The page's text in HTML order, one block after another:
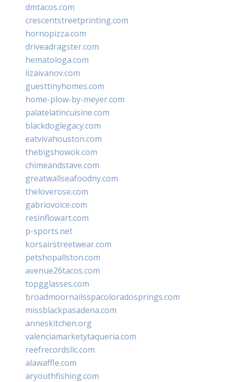
dmtacos.com
crescentstreetprinting.com
hornopizza.com
driveadragster.com
hematologa.com
lizaivanov.com
guesttinyhomes.com
home-plow-by-meyer.com
palatelatincuisine.com
blackdoglegacy.com
eatvivahouston.com
thebigshowok.com
chimeandstave.com
greatwallseafoodny.com
theloverose.com
gabriovoice.com
resinflowart.com
p-sports.net
korsairstreetwear.com
petshopallston.com
avenue26tacos.com
topgglasses.com
broadmoornailsspacoloradosprings.com
missblackpasadena.com
anneskitchen.org
valenciamarketytaqueria.com
reefrecordsllc.com
alawaffle.com
aryouthfishing.com